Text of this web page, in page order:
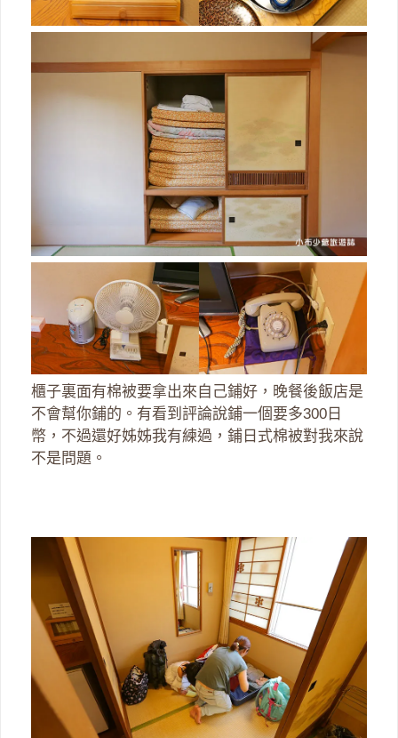
櫃子裏面有棉被要拿出來自己鋪好，晚餐後飯店是
不會幫你鋪的。有看到評論說鋪一個要多300日
幣，不過還好姊姊我有練過，鋪日式棉被對我來說
不是問題。